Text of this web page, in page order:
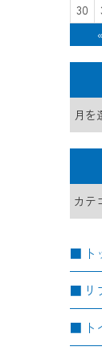
30
リ
ト